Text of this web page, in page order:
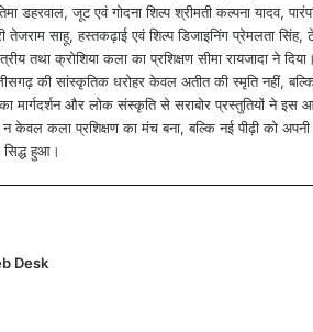
डहरवाल, जूट एवं गोदना शिल्प श्रीमती कल्पना यादव,
साहू, हस्तकढ़ाई एवं शिल्प डिजाइनिंग प्रेमलता सिंह,
तथा क्रोशिया कला का प्रशिक्षण सीमा रायजादा ने दिया।
की सांस्कृतिक धरोहर केवल अतीत की स्मृति नहीं,
मार्गदर्शन और लोक संस्कृति से सराबोर प्रस्तुतियों ने
केवल कला प्रशिक्षण का मंच बना, बल्कि नई पीढ़ी को
हुआ।
Desk